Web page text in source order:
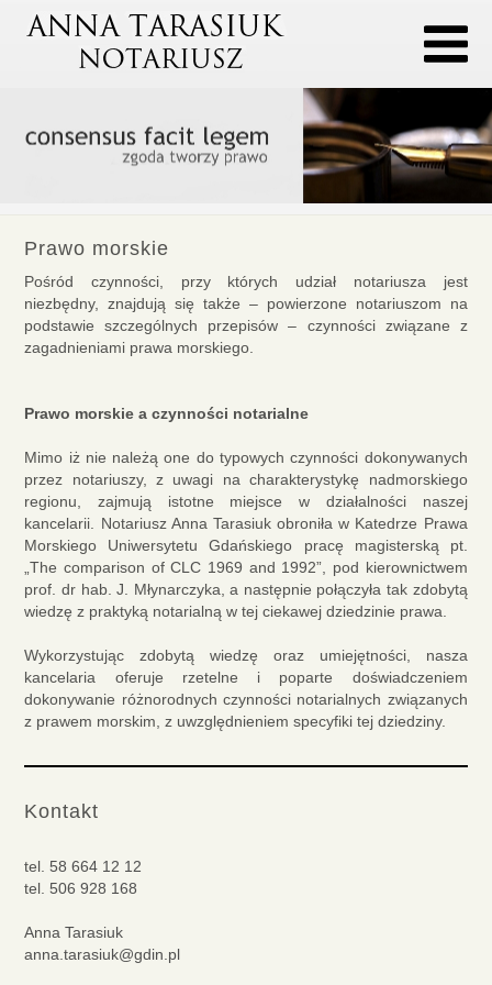
Prawo morskie
Pośród czynności, przy których udział notariusza jest
niezbędny, znajdują się także – powierzone notariuszom na
podstawie szczególnych przepisów – czynności związane z
zagadnieniami prawa morskiego.
Prawo morskie a czynności notarialne
Mimo iż nie należą one do typowych czynności dokonywanych
przez notariuszy, z uwagi na charakterystykę nadmorskiego
regionu, zajmują istotne miejsce w działalności naszej
kancelarii. Notariusz Anna Tarasiuk obroniła w Katedrze Prawa
Morskiego Uniwersytetu Gdańskiego pracę magisterską pt.
„The comparison of CLC 1969 and 1992”, pod kierownictwem
prof. dr hab. J. Młynarczyka, a następnie połączyła tak zdobytą
wiedzę z praktyką notarialną w tej ciekawej dziedzinie prawa.
Wykorzystując zdobytą wiedzę oraz umiejętności, nasza
kancelaria oferuje rzetelne i poparte doświadczeniem
dokonywanie różnorodnych czynności notarialnych związanych
z prawem morskim, z uwzględnieniem specyfiki tej dziedziny.
Kontakt
tel.58 664 12 12
tel.506 928 168
Anna Tarasiuk
anna.tarasiuk@gdin.pl